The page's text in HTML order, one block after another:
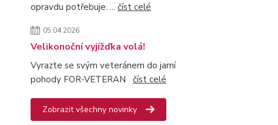
opravdu potřebuje. ... číst celé
05.04.2026
Velikonoční vyjížďka volá!
Vyrazte se svým veteránem do jarní
pohody FOR-VETERAN číst celé
Zobrazit všechny novinky